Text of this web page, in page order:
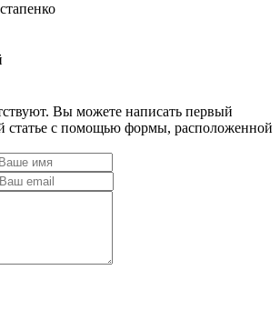
Вы можете написать первый
статье с помощью формы, расположенной